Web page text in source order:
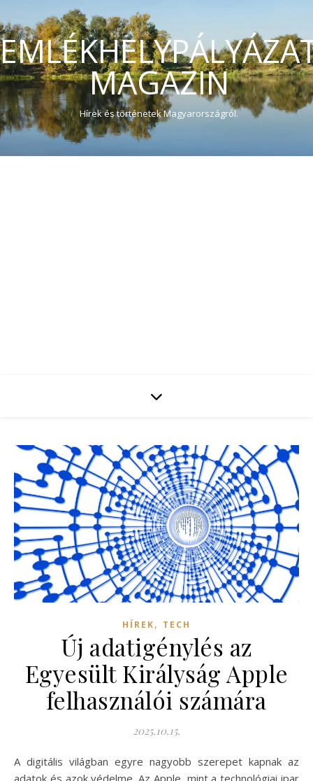
MAGAZIN
Hírek és történetek Magyarországról.
HÍREK, TECH
Új adatigénylés az
Egyesült Királyság Apple
felhasználói számára
2025.10.15.
A digitális világban egyre nagyobb szerepet kapnak az
adatok és azok védelme. Az Apple, mint a technológiai ipar